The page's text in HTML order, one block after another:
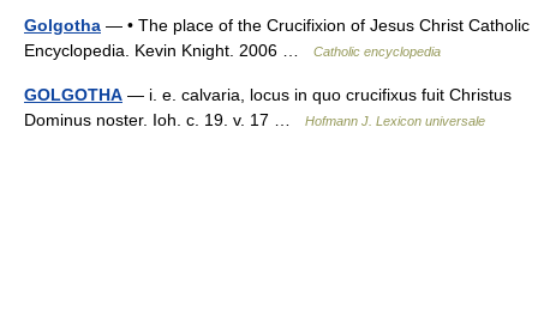
Golgotha — • The place of the Crucifixion of Jesus Christ Catholic
Encyclopedia. Kevin Knight. 2006 …
Catholic encyclopedia
GOLGOTHA — i. e. calvaria, locus in quo crucifixus fuit Christus
Dominus noster. Ioh. c. 19. v. 17 …
Hofmann J. Lexicon universale